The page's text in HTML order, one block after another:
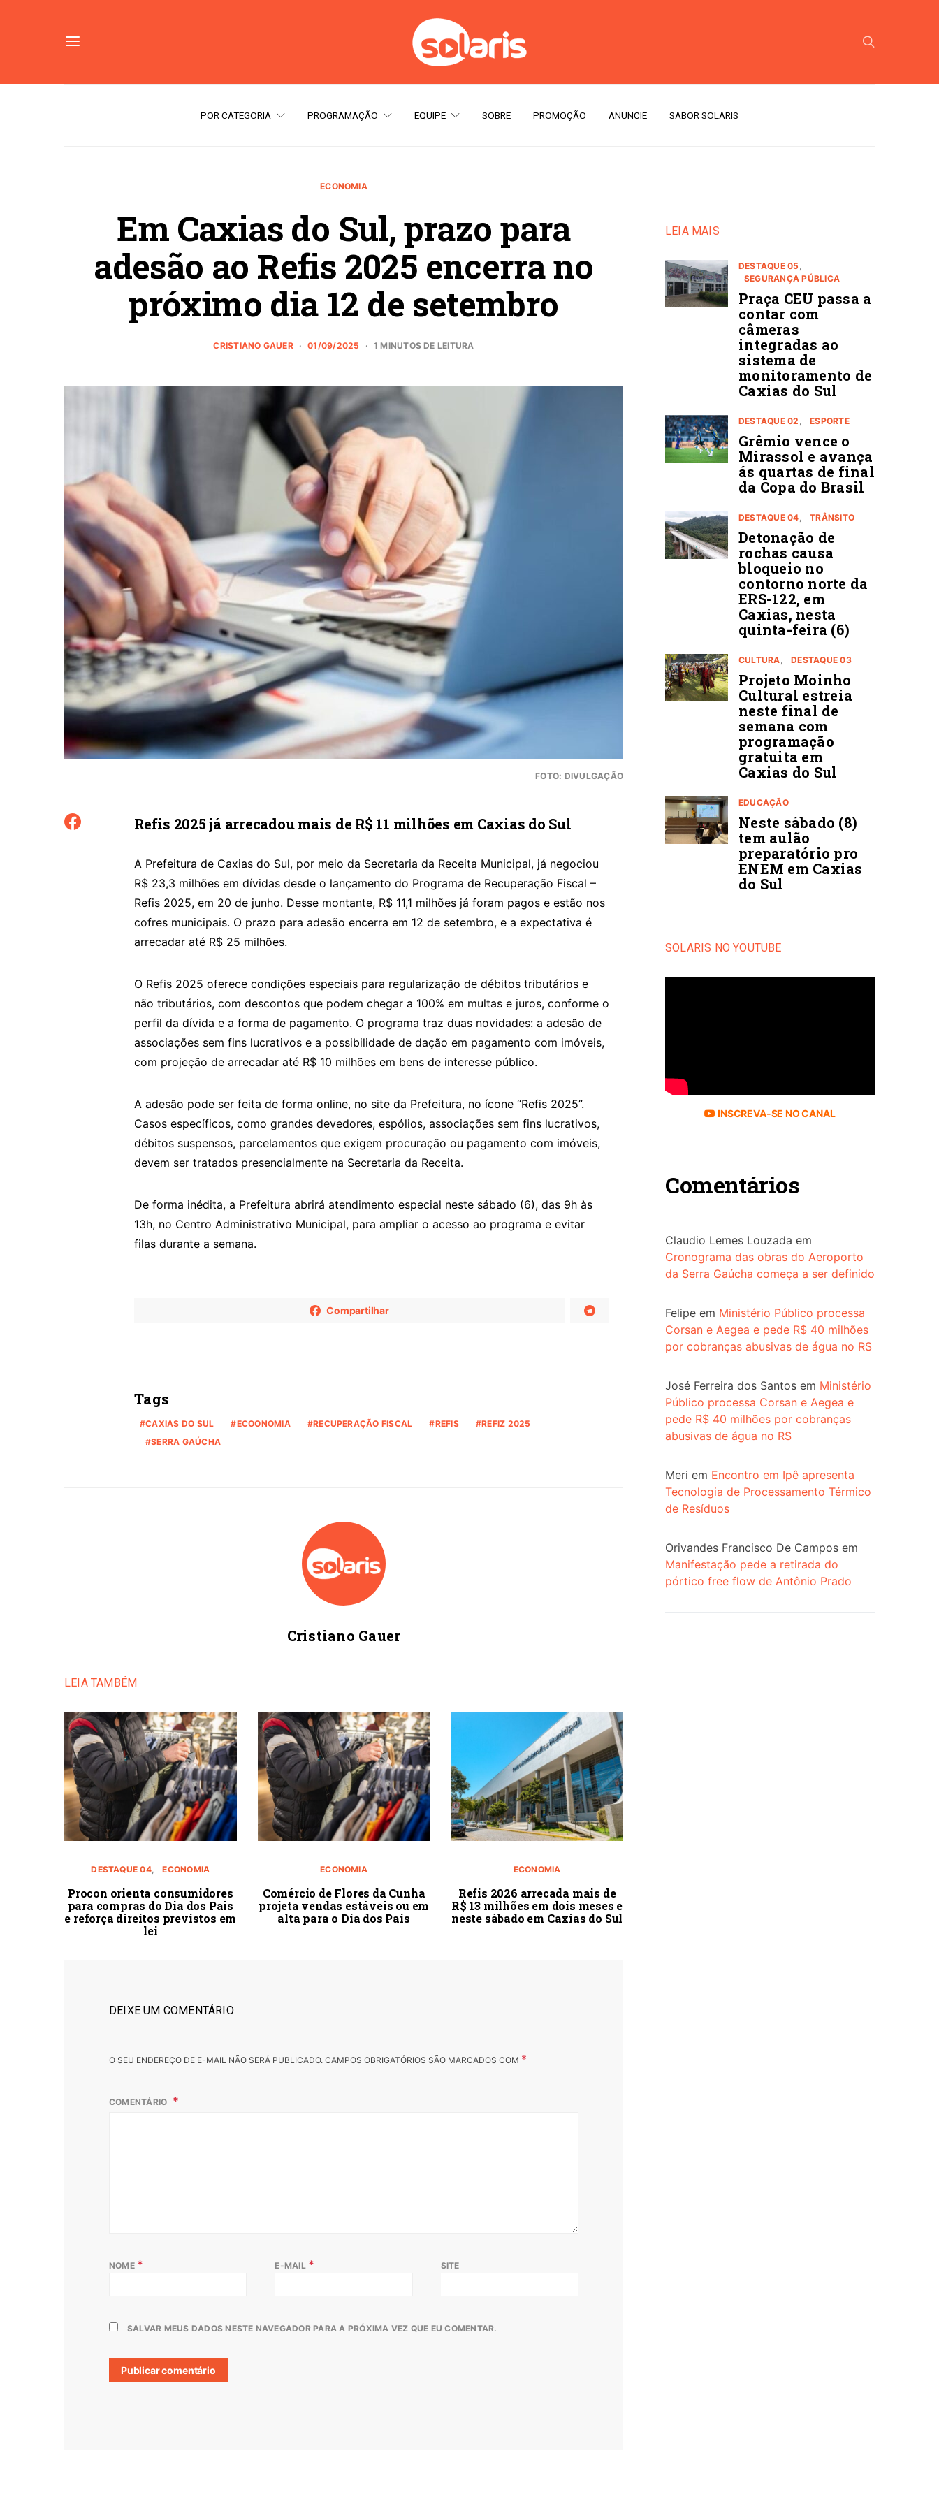
POR CATEGORIA PROGRAMAÇÃO EQUIPE SOBRE PROMOÇÃO ANUNCIE SABOR SOLARIS
ECONOMIA
Em Caxias do Sul, prazo para
adesão ao Refis 2025 encerra no
próximo dia 12 de setembro
CRISTIANO GAUER 01/09/2025 1 MINUTOS DE LEITURA
FOTO: DIVULGAÇÃO
Refis 2025 já arrecadou mais de R$ 11 milhões em Caxias do Sul
A Prefeitura de Caxias do Sul, por meio da Secretaria da Receita Municipal, já negociou
R$ 23,3 milhões em dívidas desde o lançamento do Programa de Recuperação Fiscal –
Refis 2025, em 20 de junho. Desse montante, R$ 11,1 milhões já foram pagos e estão nos
cofres municipais. O prazo para adesão encerra em 12 de setembro, e a expectativa é
arrecadar até R$ 25 milhões.
O Refis 2025 oferece condições especiais para regularização de débitos tributários e
não tributários, com descontos que podem chegar a 100% em multas e juros, conforme o
perfil da dívida e a forma de pagamento. O programa traz duas novidades: a adesão de
associações sem fins lucrativos e a possibilidade de dação em pagamento com imóveis,
com projeção de arrecadar até R$ 10 milhões em bens de interesse público.
A adesão pode ser feita de forma online, no site da Prefeitura, no ícone “Refis 2025”.
Casos específicos, como grandes devedores, espólios, associações sem fins lucrativos,
débitos suspensos, parcelamentos que exigem procuração ou pagamento com imóveis,
devem ser tratados presencialmente na Secretaria da Receita.
De forma inédita, a Prefeitura abrirá atendimento especial neste sábado (6), das 9h às
13h, no Centro Administrativo Municipal, para ampliar o acesso ao programa e evitar
filas durante a semana.
Compartilhar
Tags
CAXIAS DO SUL ECOONOMIA RECUPERAÇÃO FISCAL REFIS
REFIZ 2025
SERRA GAÚCHA
Cristiano Gauer
LEIA TAMBÉM
DESTAQUE 04 ECONOMIA
Procon orienta consumidores
para compras do Dia dos Pais
e reforça direitos previstos em
lei
ECONOMIA
Comércio de Flores da Cunha
projeta vendas estáveis ou em
alta para o Dia dos Pais
ECONOMIA
Refis 2026 arrecada mais de
R$ 13 milhões em dois meses e
neste sábado em Caxias do Sul
DEIXE UM COMENTÁRIO
O SEU ENDEREÇO DE E-MAIL NÃO SERÁ PUBLICADO. CAMPOS OBRIGATÓRIOS SÃO MARCADOS COM *
COMENTÁRIO
NOME * E-MAIL * SITE
SALVAR MEUS DADOS NESTE NAVEGADOR PARA A PRÓXIMA VEZ QUE EU COMENTAR.
LEIA MAIS
DESTAQUE 05
SEGURANÇA PÚBLICA
Praça CEU passa a
contar com
câmeras
integradas ao
sistema de
monitoramento de
Caxias do Sul
DESTAQUE 02 ESPORTE
Grêmio vence o
Mirassol e avança
ás quartas de final
da Copa do Brasil
DESTAQUE 04 TRÂNSITO
Detonação de
rochas causa
bloqueio no
contorno norte da
ERS-122, em
Caxias, nesta
quinta-feira (6)
CULTURA DESTAQUE 03
Projeto Moinho
Cultural estreia
neste final de
semana com
programação
gratuita em
Caxias do Sul
EDUCAÇÃO
Neste sábado (8)
tem aulão
preparatório pro
ENEM em Caxias
do Sul
SOLARIS NO YOUTUBE
INSCREVA-SE NO CANAL
Comentários
Claudio Lemes Louzada em
Cronograma das obras do Aeroporto
da Serra Gaúcha começa a ser definido
Felipe em Ministério Público processa
Corsan e Aegea e pede R$ 40 milhões
por cobranças abusivas de água no RS
José Ferreira dos Santos em Ministério
Público processa Corsan e Aegea e
pede R$ 40 milhões por cobranças
abusivas de água no RS
Meri em Encontro em Ipê apresenta
Tecnologia de Processamento Térmico
de Resíduos
Orivandes Francisco De Campos em
Manifestação pede a retirada do
pórtico free flow de Antônio Prado